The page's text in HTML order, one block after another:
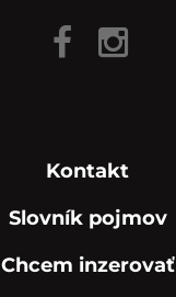
Kontakt
Slovník pojmov
Chcem inzerovať